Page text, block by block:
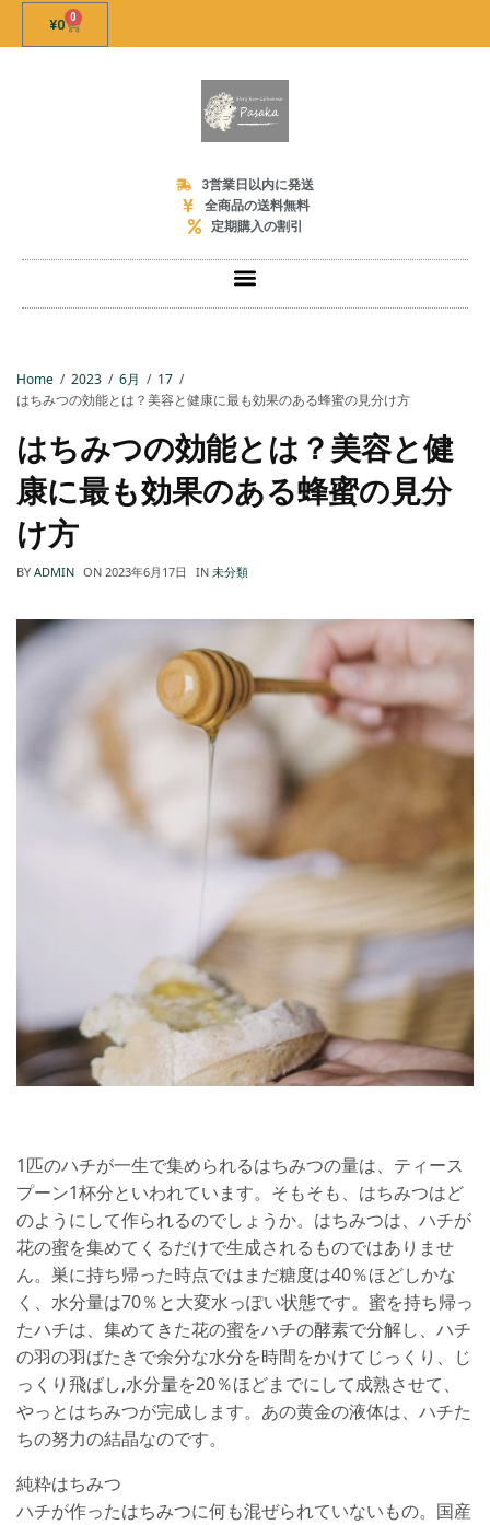
¥0 0
3営業日以内に発送
全商品の送料無料
定期購入の割引
Home 2023 6月
17
はちみつの効能とは？美容と健康に最も効果のある蜂蜜の見分け方
はちみつの効能とは？美容と健
康に最も効果のある蜂蜜の見分
け方
BY ADMIN ON 2023年6月17日 IN 未分類
1匹のハチが一生で集められるはちみつの量は、ティース
プーン1杯分といわれています。そもそも、はちみつはど
のようにして作られるのでしょうか。はちみつは、ハチが
花の蜜を集めてくるだけで生成されるものではありませ
ん。巣に持ち帰った時点ではまだ糖度は40％ほどしかな
く、水分量は70％と大変水っぽい状態です。蜜を持ち帰っ
たハチは、集めてきた花の蜜をハチの酵素で分解し、ハチ
の羽の羽ばたきで余分な水分を時間をかけてじっくり、じ
っくり飛ばし,水分量を20％ほどまでにして成熟させて、
やっとはちみつが完成します。あの黄金の液体は、ハチた
ちの努力の結晶なのです。
純粋はちみつ
ハチが作ったはちみつに何も混ぜられていないもの。国産